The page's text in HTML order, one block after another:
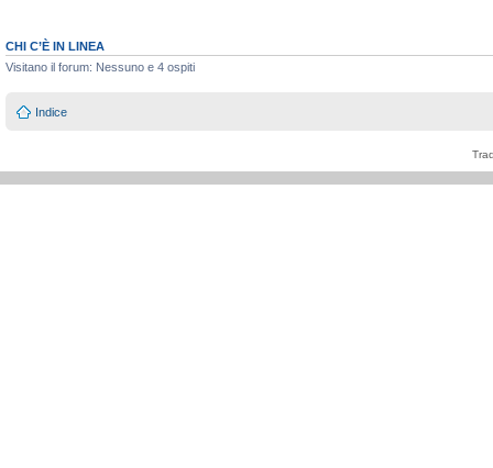
CHI C’È IN LINEA
Visitano il forum: Nessuno e 4 ospiti
Indice